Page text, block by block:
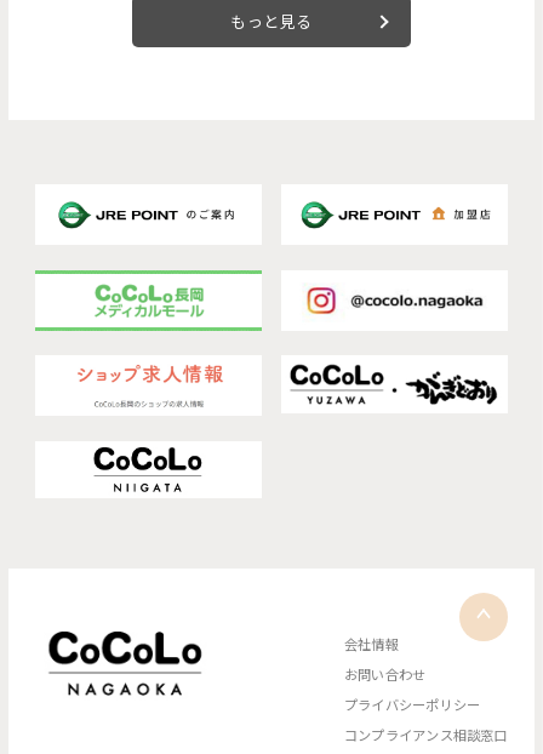
もっと見る
会社情報
お問い合わせ
プライバシーポリシー
コンプライアンス相談窓口